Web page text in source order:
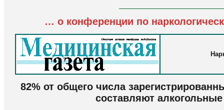
… о конференции по
82% от общего числа
составляют